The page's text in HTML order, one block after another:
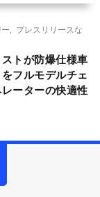
プレスリリースな
トが防爆仕様車
フルモデルチェ
ーターの快適性